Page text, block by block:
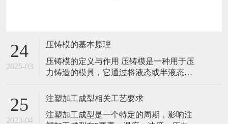
24
2025-03
压铸模的基本原理
压铸模的定义与作用 压铸模是一种用于压
力铸造的模具，它通过将液态或半液态金
压力下凝固成型，从而获得具有精确尺
现代制造业中，压铸模广泛应用于汽车、
25
2023-04
注塑加工成型相关工艺要求
注塑加工成型是一个特定的周期，影响注